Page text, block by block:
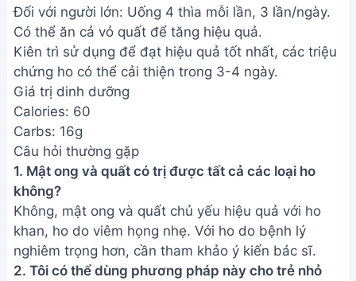
Đối với người lớn: Uống 4 thìa mỗi lần, 3 lần/ngày.
Có thể ăn cả vỏ quất để tăng hiệu quả.
Kiên trì sử dụng để đạt hiệu quả tốt nhất, các triệu
chứng ho có thể cải thiện trong 3-4 ngày.
Giá trị dinh dưỡng
Calories: 60
Carbs: 16g
Câu hỏi thường gặp
1. Mật ong và quất có trị được tất cả các loại ho
không?
Không, mật ong và quất chủ yếu hiệu quả với ho
khan, ho do viêm họng nhẹ. Với ho do bệnh lý
nghiêm trọng hơn, cần tham khảo ý kiến bác sĩ.
2. Tôi có thể dùng phương pháp này cho trẻ nhỏ